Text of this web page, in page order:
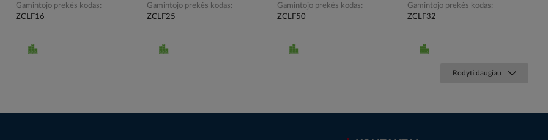
Gamintojo prekės kodas
ZCLF16
Gamintojo prekės kodas
ZCLF25
Gamintojo prekės kodas
ZCLF50
Gamintojo prekės kodas
ZCLF32
Rodyti daugiau